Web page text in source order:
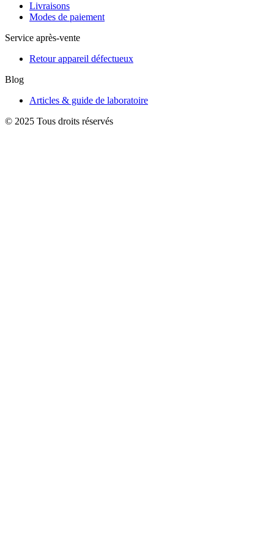
Livraisons
Modes de paiement
Service après-vente
Retour appareil défectueux
Blog
Articles & guide de laboratoire
© 2025 Tous droits réservés